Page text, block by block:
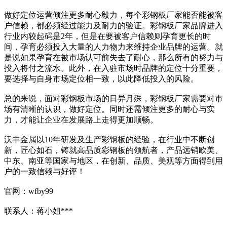
做好定位运营倾注更多耐心毅力，每个彩钢板厂家能否能被客
户信赖，都必须经过能力及耐力的验证。彩钢板厂家品牌进入
行业内较起码是2年，但是在要被客户信赖则孕育更长的时
间，孕育必须投入大量的人力物力来维持企业品牌的运营。就
是说如果孕育在被市场认可前失去了耐心，那么所有的努力与
投入将付之流水。此外，在入驻市场时品牌的定位十分重要，
要选择与自身市场定位相一致，以此降低投入的风险。
总的来说，面对彩钢板市场的日异月殊，彩钢板厂家需要对市
场有清晰的认识，做好定位。同时还需倾注更多的耐心与实
力，才能让企业在发展路上走得更加顺畅。
沃丰金属以10年研发及生产彩钢板的经验，在行业中不断创
新，匠心如石，铸就高品质彩钢板的领航者，产品远销欧美、
中东、南亚等国家与地区，在创新、品质、美观等方面得到用
户的一致信赖与好评！
官网：wfby99
联系人：蒋小姐***